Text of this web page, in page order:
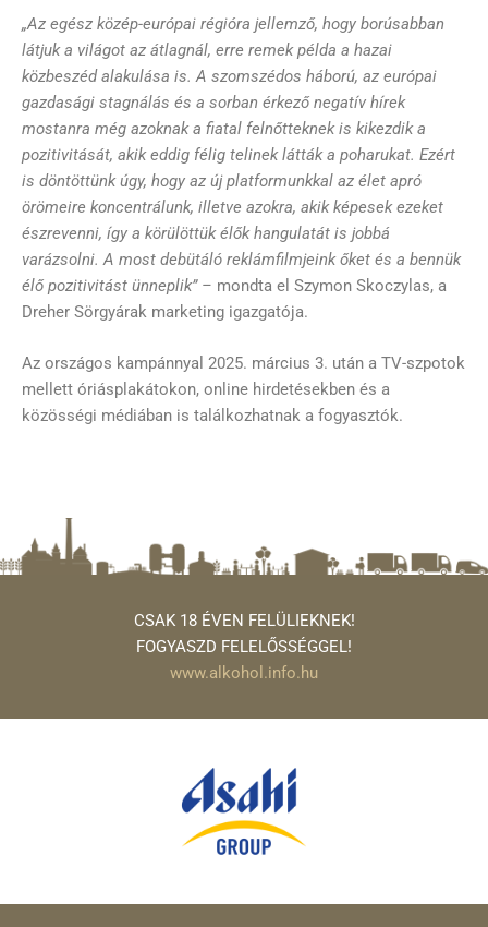
„Az egész közép-európai régióra jellemző, hogy borúsabban
látjuk a világot az átlagnál, erre remek példa a hazai
közbeszéd alakulása is. A szomszédos háború, az európai
gazdasági stagnálás és a sorban érkező negatív hírek
mostanra még azoknak a fiatal felnőtteknek is kikezdik a
pozitivitását, akik eddig félig telinek látták a poharukat. Ezért
is döntöttünk úgy, hogy az új platformunkkal az élet apró
örömeire koncentrálunk, illetve azokra, akik képesek ezeket
észrevenni, így a körülöttük élők hangulatát is jobbá
varázsolni. A most debütáló reklámfilmjeink őket és a bennük
élő pozitivitást ünneplik” – mondta el Szymon Skoczylas, a
Dreher Sörgyárak marketing igazgatója.
Az országos kampánnyal 2025. március 3. után a TV-szpotok
mellett óriásplakátokon, online hirdetésekben és a
közösségi médiában is találkozhatnak a fogyasztók.
CSAK 18 ÉVEN FELÜLIEKNEK!
FOGYASZD FELELŐSSÉGGEL!
www.alkohol.info.hu